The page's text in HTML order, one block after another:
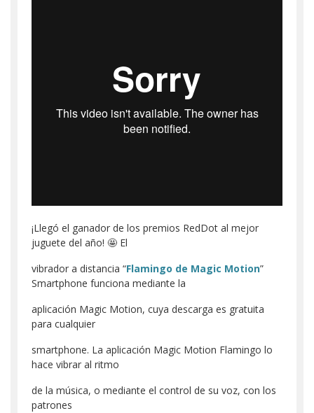
¡Llegó el ganador de los premios RedDot al mejor
juguete del año! 🤩 El
vibrador a distancia “Flamingo de Magic Motion”
Smartphone funciona mediante la
aplicación Magic Motion, cuya descarga es gratuita
para cualquier
smartphone. La aplicación Magic Motion Flamingo lo
hace vibrar al ritmo
de la música, o mediante el control de su voz, con los
patrones